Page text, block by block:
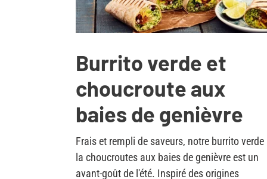
Burrito verde et
choucroute aux
baies de genièvre
Frais et rempli de saveurs, notre burrito verde
la choucroutes aux baies de genièvre est un
avant-goût de l'été. Inspiré des origines